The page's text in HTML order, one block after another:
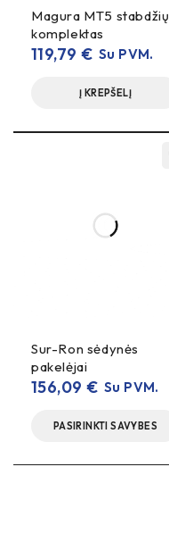
Magura MT5 stabdžių
komplektas
119,79 € Su PVM.
Į KREPŠELĮ
Sur-Ron sėdynės
pakelėjai
156,09 € Su PVM.
PASIRINKTI SAVYBES